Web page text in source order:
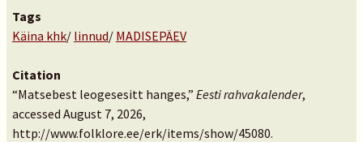
Tags
Käina khk/ linnud/ MADISEPÄEV
Citation
“Matsebest leogesesitt hanges,” Eesti rahvakalender,
accessed August 7, 2026,
http://www.folklore.ee/erk/items/show/45080.